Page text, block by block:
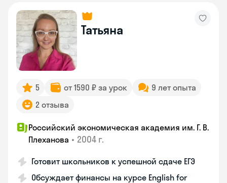
Татьяна
5 от 1590 ₽ за урок
9 лет опыта
2 отзыва
Российский экономическая академия им. Г. В.
Плеханова • 2004 г.
Готовит школьников к успешной сдаче ЕГЭ
Обсуждает финансы на курсе English for